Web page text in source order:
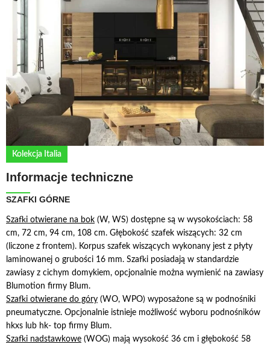
Kolekcja Italia
Informacje techniczne
SZAFKI GÓRNE
Szafki otwierane na bok (W, WS) dostępne są w wysokościach: 58
cm, 72 cm, 94 cm, 108 cm. Głębokość szafek wiszących: 32 cm
(liczone z frontem). Korpus szafek wiszących wykonany jest z płyty
laminowanej o grubości 16 mm. Szafki posiadają w standardzie
zawiasy z cichym domykiem, opcjonalnie można wymienić na zawiasy
Blumotion firmy Blum.
Szafki otwierane do góry (WO, WPO) wyposażone są w podnośniki
pneumatyczne. Opcjonalnie istnieje możliwość wyboru podnośników
hkxs lub hk- top firmy Blum.
Szafki nadstawkowe (WOG) mają wysokość 36 cm i głębokość 58